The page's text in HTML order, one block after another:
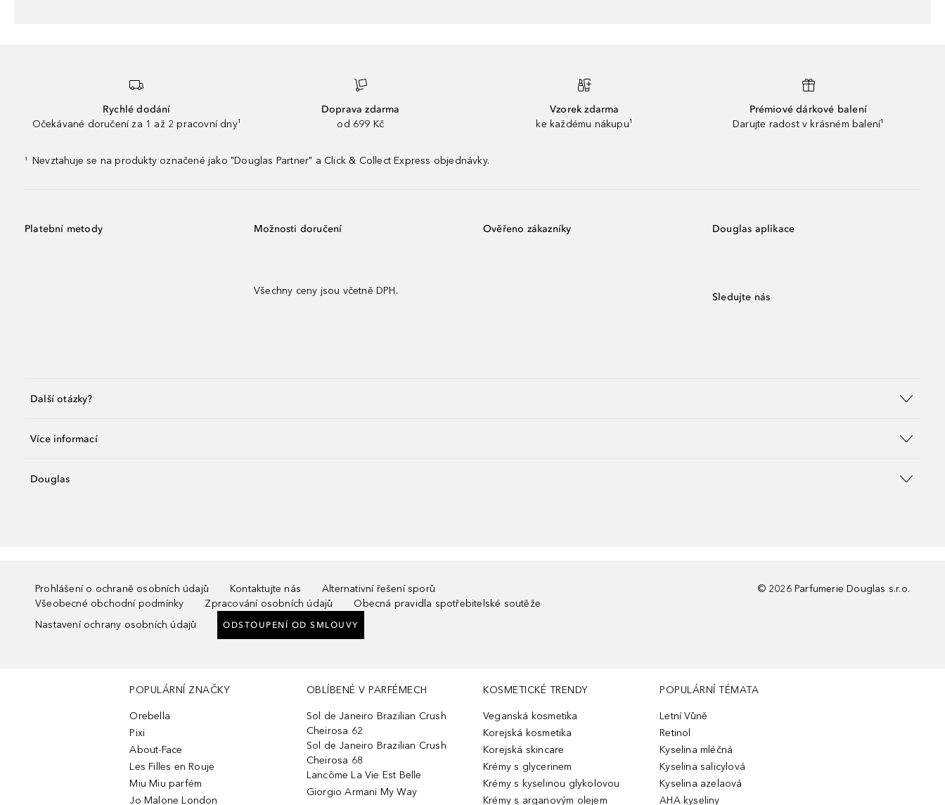
Rychlé dodání
Očekávané doručení za 1 až 2 pracovní dny¹
Doprava zdarma
od 699 Kč
Vzorek zdarma
ke každému nákupu¹
Prémiové dárkové balení
Darujte radost v krásném balení¹
¹ Nevztahuje se na produkty označené jako "Douglas Partner" a Click & Collect Express objednávky.
Platební metody Možnosti doručení
Všechny ceny jsou včetně DPH.
Ověřeno zákazníky Douglas aplikace
Sledujte nás
Další otázky?
Více informací
Douglas
Prohlášení o ochraně osobních údajů Kontaktujte nás
Alternativní řešení sporů
Všeobecné obchodní podmínky
Zpracování osobních údajů
Obecná pravidla spotřebitelské soutěže
Nastavení ochrany osobních údajů
ODSTOUPENÍ OD SMLOUVY
© 2026 Parfumerie Douglas s.r.o.
POPULÁRNÍ ZNAČKY
Orebella
Pixi
About-Face
Les Filles en Rouje
Miu Miu parfém
Jo Malone London
OBLÍBENÉ V PARFÉMECH
Sol de Janeiro Brazilian Crush
Cheirosa 62
Sol de Janeiro Brazilian Crush
Cheirosa 68
Lancôme La Vie Est Belle
Giorgio Armani My Way
KOSMETICKÉ TRENDY
Veganská kosmetika
Korejská kosmetika
Korejská skincare
Krémy s glycerinem
Krémy s kyselinou glykolovou
Krémy s arganovým olejem
POPULÁRNÍ TÉMATA
Letní Vůně
Retinol
Kyselina mléčná
Kyselina salicylová
Kyselina azelaová
AHA kyseliny